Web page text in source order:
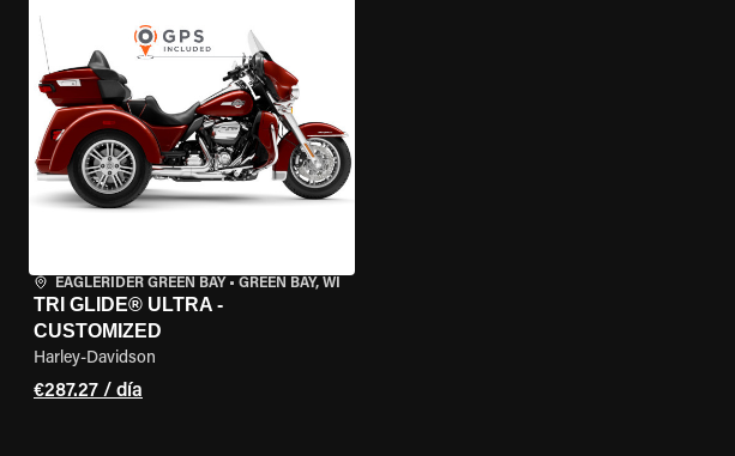
EAGLERIDER GREEN BAY • GREEN BAY, WI
TRI GLIDE® ULTRA -
CUSTOMIZED
Harley-Davidson
€287.27 / día